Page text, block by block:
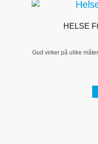
HELSE
Gud virker på ulike